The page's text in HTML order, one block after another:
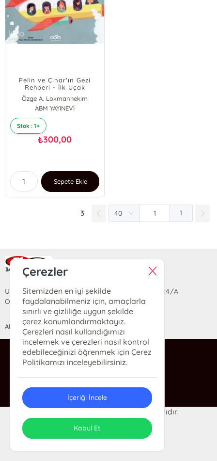
Pelin ve Çınar'ın Gezi
Rehberi - İlk Uçak
Yolculuğu
Özge A. Lokmanhekim
ABM YAYINEVİ
Stok : 1+
₺300,00
Sepete Ekle
3 1
Ra Yayın Kitabevi
Uzun Sokak Saray Çarşısı Lara Sineması Girişi No:4/A
Ortahisar/TRABZON
ANASAYFA YARDIM İLETİŞİM
ra@rakitap.com
0(462) 326 49 71
© 2024 Ra Kitabevi. Her hakkı saklıdır.
Tasarım & Uygulama
Çerezler
Sitemizden en iyi şekilde
faydalanabilmeniz için, amaçlarla
sınırlı ve gizliliğe uygun şekilde
çerez konumlandırmaktayız.
Çerezleri nasıl kullandığımızı
incelemek ve çerezleri nasıl kontrol
edebileceğinizi öğrenmek için Çerez
Politikamızı inceleyebilirsiniz.
İçeriği İncele
Kabul Et